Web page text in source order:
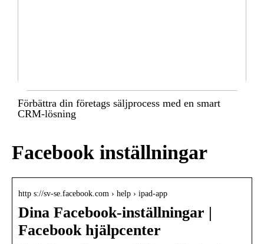
Förbättra din företags säljprocess med en smart
CRM-lösning
Facebook inställningar
http s://sv-se.facebook.com › help › ipad-app
Dina Facebook-inställningar |
Facebook hjälpcenter